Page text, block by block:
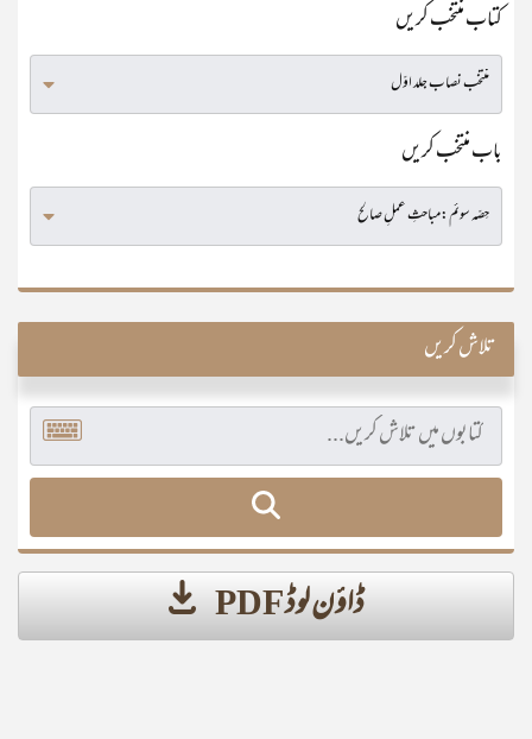
کتاب منتخب کریں
باب منتخب کریں
تلاش کریں
ڈاؤن لوڈ PDF